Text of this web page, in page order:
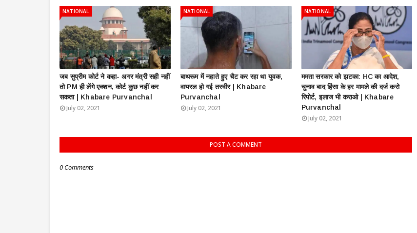
NATIONAL
जब सुप्रीम कोर्ट ने कहा- अगर मंत्री सही नहीं
तो PM ही लेंगे एक्शन, कोर्ट कुछ नहीं कर
सकता | Khabare Purvanchal
July 02, 2021
NATIONAL
बाथरूम में नहाते हुए चैट कर रहा था युवक,
वायरल हो गई तस्वीर | Khabare
Purvanchal
July 02, 2021
NATIONAL
ममता सरकार को झटका: HC का आदेश,
चुनाव बाद हिंसा के हर मामले की दर्ज करो
रिपोर्ट, इलाज भी कराओ | Khabare
Purvanchal
July 02, 2021
POST A COMMENT
0 Comments